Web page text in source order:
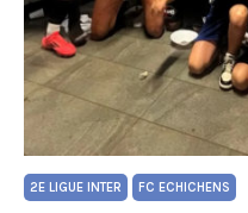
2E LIGUE INTER FC ECHICHENS